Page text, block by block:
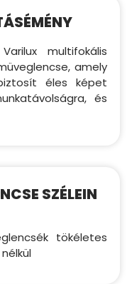
multifokális
amely
éles képet
és
SZÉLEIN
tökéletes